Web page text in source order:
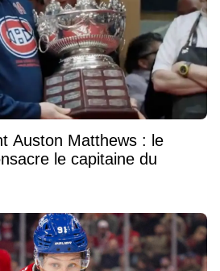
Auston Matthews : le
le capitaine du